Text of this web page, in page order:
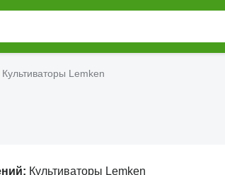
Культиваторы Lemken
Культиваторы Lemken